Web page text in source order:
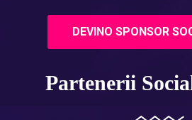
DEVINO SPONSOR
Partenerii